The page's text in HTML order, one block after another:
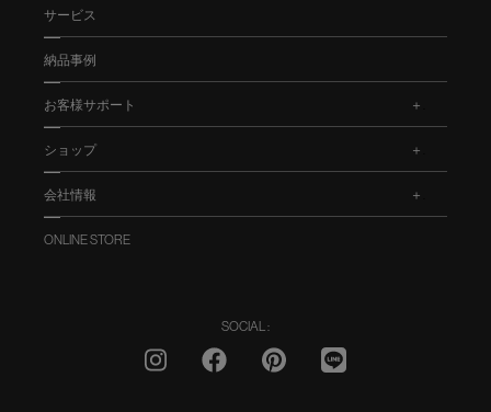
サービス
納品事例
お客様サポート
ショップ
会社情報
ONLINE STORE
SOCIAL :